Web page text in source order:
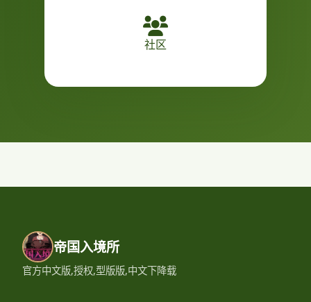
社区
帝国入境所
官方中文版,授权,型版版,中文下降载